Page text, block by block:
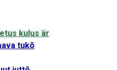
kulus är
tukõ